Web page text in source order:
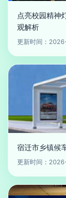
点亮校园精神
观解析
更新时间：
宿迁市乡镇候
更新时间：